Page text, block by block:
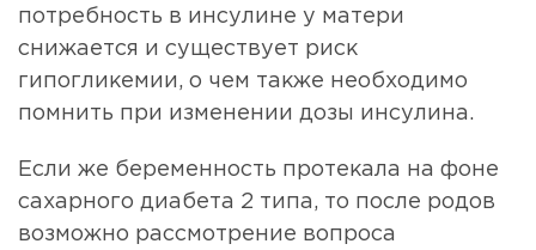
потребность в инсулине у матери
снижается и существует риск
гипогликемии, о чем также необходимо
помнить при изменении дозы инсулина.
Если же беременность протекала на фоне
сахарного диабета 2 типа, то после родов
возможно рассмотрение вопроса